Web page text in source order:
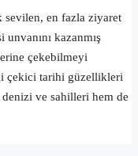
sevilen, en fazla ziyaret
kazanmış
çekebilmeyi
çekici tarihi güzellikleri
denizi ve sahilleri hem de